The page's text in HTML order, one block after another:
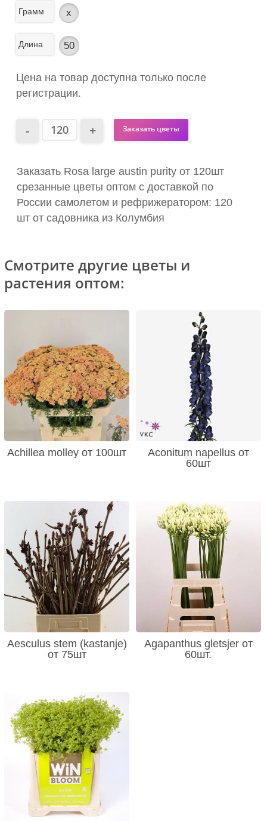
Грамм x
Длина 50
Цена на товар доступна только после
регистрации.
Заказать цветы
Заказать Rosa large austin purity от 120шт
срезанные цветы оптом с доставкой по
России самолетом и рефрижератором: 120
шт от садовника из Колумбия
Смотрите другие цветы и
растения оптом:
Achillea molley от 100шт
Aconitum napellus от
60шт
Aesculus stem (kastanje)
от 75шт
Agapanthus gletsjer от
60шт.